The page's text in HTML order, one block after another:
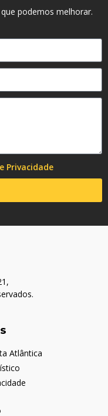
podemos melhorar.
Privacidade
Atlântica